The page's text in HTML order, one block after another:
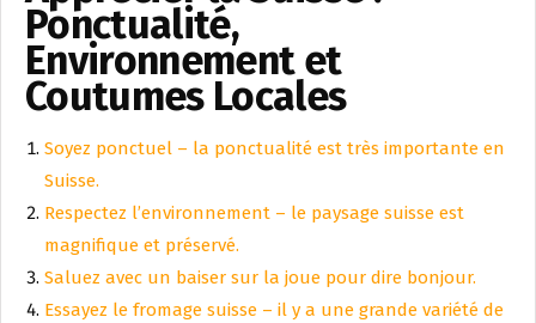
Ponctualité,
Environnement et
Coutumes Locales
Soyez ponctuel – la ponctualité est très importante en
Suisse.
Respectez l’environnement – le paysage suisse est
magnifique et préservé.
Saluez avec un baiser sur la joue pour dire bonjour.
Essayez le fromage suisse – il y a une grande variété de